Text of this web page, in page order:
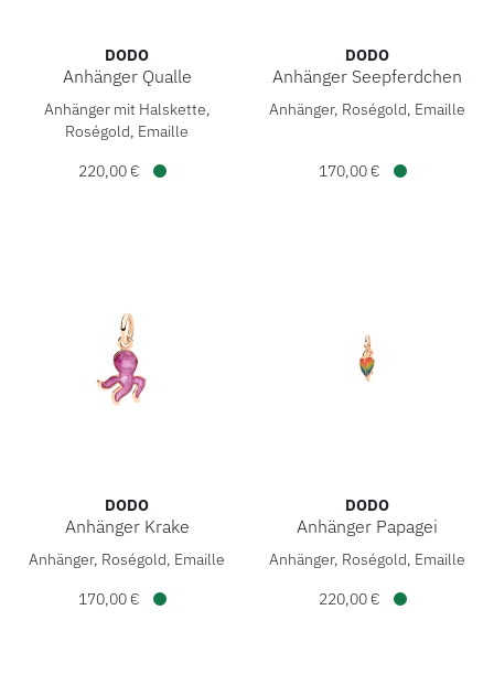
DODO
Anhänger Qualle
DoDo Anhänger Qualle, Ref: DMC0021-JELLY-EPR9R,
Anhänger mit Halskette,
Roségold, Emaille
220,00 €
DODO
Anhänger Seepferdchen
DoDo Anhänger
Anhänger, Roségold, Emaille
170,00 €
DODO
Anhänger Krake
DoDo Anhänger Krake, Ref: DMC4009-OCTOS-EPV9R,
Anhänger, Roségold, Emaille
170,00 €
DODO
Anhänger Papagei
DoDo Anhänger Papagei,
Anhänger, Roségold, Emaille
220,00 €